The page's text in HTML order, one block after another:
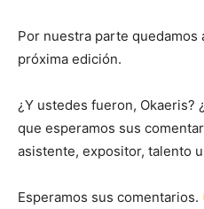
Por nuestra parte quedamos
próxima edición.
¿Y ustedes fueron, Okaeris?
que esperamos sus
asistente, expositor, talento
Esperamos sus comentarios.